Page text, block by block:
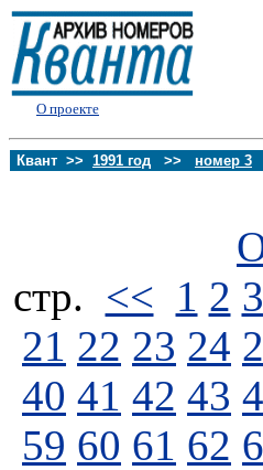
О проекте
Квант >> 1991 год >> номер 3
стp. << 1 2 3
21 22 23 24
40 41 42 43
59 60 61 62